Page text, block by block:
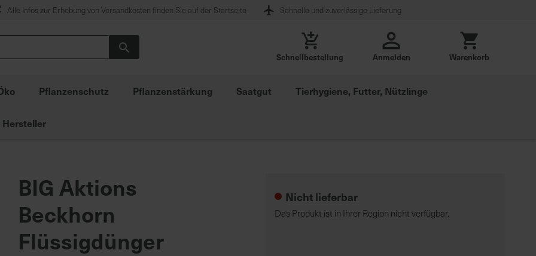
Alle Infos zur Erhebung von Versandkosten finden Sie auf der Startseite Schnelle und zuverlässige Lieferung
Schnellbestellung Anmelden Warenkorb
Pflanzenschutz Pflanzenstärkung Saatgut Tierhygiene, Futter, Nützlinge
Hersteller
BIG Aktions
Beckhorn
Flüssigdünger
Nicht lieferbar
Das Produkt ist in Ihrer Region nicht verfügbar.